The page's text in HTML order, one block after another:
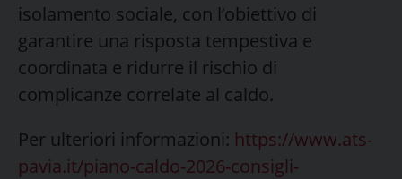
isolamento sociale, con l’obiettivo di
garantire una risposta tempestiva e
coordinata e ridurre il rischio di
complicanze correlate al caldo.
Per ulteriori informazioni: https://www.ats-
pavia.it/piano-caldo-2026-consigli-